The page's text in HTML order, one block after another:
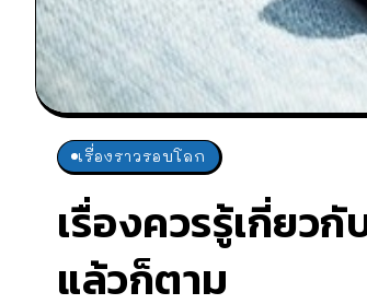
เรื่องราวรอบโลก
เรื่องควรรู้เกี่ยว
แล้วก็ตาม